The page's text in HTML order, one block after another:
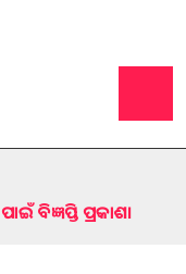
ବିଜ୍ଞପ୍ତି ପ୍ରକାଶ।